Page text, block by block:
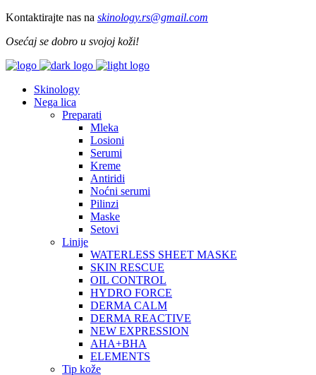
Kontaktirajte nas na skinology.rs@gmail.com
Osećaj se dobro u svojoj koži!
Skinology
Nega lica
Preparati
Mleka
Losioni
Serumi
Kreme
Antiridi
Noćni serumi
Pilinzi
Maske
Setovi
Linije
WATERLESS SHEET MASKE
SKIN RESCUE
OIL CONTROL
HYDRO FORCE
DERMA CALM
DERMA REACTIVE
NEW EXPRESSION
AHA+BHA
ELEMENTS
Tip kože